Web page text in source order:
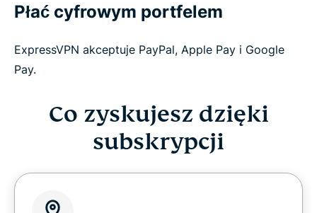
Płać cyfrowym portfelem
ExpressVPN akceptuje PayPal, Apple Pay i Google
Pay.
Co zyskujesz dzięki
subskrypcji